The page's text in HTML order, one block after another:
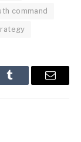
command
Tumblr Email